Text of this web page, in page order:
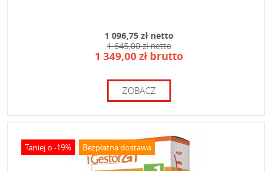
1 096,75 zł netto
1 645,00 zł netto
1 349,00 zł brutto
ZOBACZ
Taniej o -19% Bezpłatna dostawa